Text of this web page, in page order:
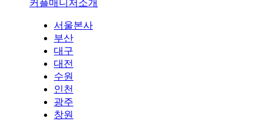
커플매니저소개
서울본사
부산
대구
대전
수원
인천
광주
창원